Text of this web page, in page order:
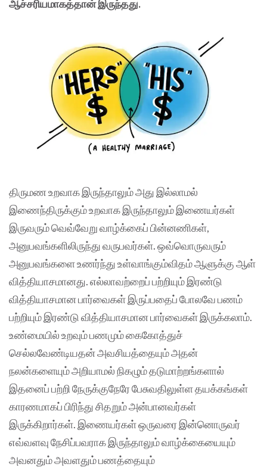
ஆச்சரியமாகத்தான் இருந்தது.
திருமண உறவாக இருந்தாலும் அது இல்லாமல்
இணைந்திருக்கும் உறவாக இருந்தாலும் இணையர்கள்
இருவரும் வெவ்வேறு வாழ்க்கைப் பின்னணிகள்,
அனுபவங்களிலிருந்து வருபவர்கள். ஒவ்வொருவரும்
அனுபவங்களை உணர்ந்து உள்வாங்கும்விதம் ஆளுக்கு ஆள்
வித்தியாசமானது. எல்லாவற்றைப் பற்றியும் இரண்டு
வித்தியாசமான பார்வைகள் இருப்பதைப் போலவே பணம்
பற்றியும் இரண்டு வித்தியாசமான பார்வைகள் இருக்கலாம்.
உண்மையில் உறவும் பணமும் கைகோத்துச்
செல்லவேண்டியதன் அவசியத்தையும் அதன்
நலன்களையும் அறியாமல் நிகழும் தடுமாற்றங்களால்
இதனைப் பற்றி நேருக்குநேரே பேசுவதிலுள்ள தயக்கங்கள்
காரணமாகப் பிரிந்து சிதறும் அன்பானவர்கள்
இருக்கிறார்கள். இணையர்கள் ஒருவரை இன்னொருவர்
எவ்வளவு நேசிப்பவராக இருந்தாலும் வாழ்க்கையையும்
அவனதும் அவளதும் பணத்தையும்